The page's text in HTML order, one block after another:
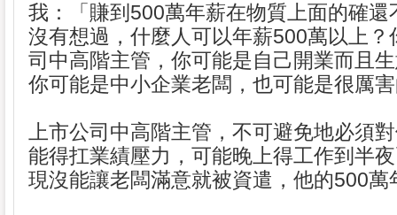
我：「賺到500萬年薪在物質上面的確還
沒有想過，什麼人可以年薪500萬以上？
司中高階主管，你可能是自己開業而且
你可能是中小企業老闆，也可能是很厲
上市公司中高階主管，不可避免地必須
能得扛業績壓力，可能晚上得工作到半
現沒能讓老闆滿意就被資遣，他的500萬